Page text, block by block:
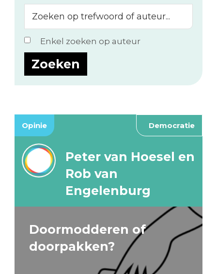
op
trefwoord
of
auteur...
Enkel zoeken op auteur
Opinie Democratie
Peter van Hoesel en
Rob van
Engelenburg
Doormodderen of
doorpakken?